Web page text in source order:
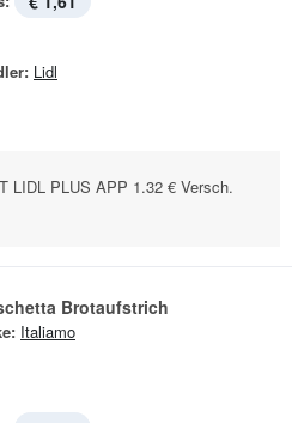
Lidl
LIDL PLUS APP 1.32 € Versch.
Brotaufstrich
Italiamo